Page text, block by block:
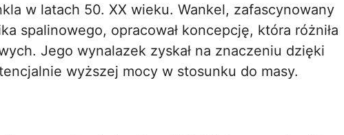
w latach 50. XX wieku. Wankel, zafascynowany
spalinowego, opracował koncepcję, która różniła
Jego wynalazek zyskał na znaczeniu dzięki
wyższej mocy w stosunku do masy.